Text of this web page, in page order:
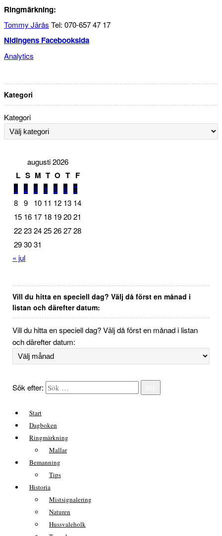
Ringmärkning:
Tommy Järås Tel: 070-657 47 17
Nidingens Facebooksida
Analytics
Kategori
Kategori
augusti 2026
L S M T O T F
1 2 3 4 5 6 7
8 9 10 11 12 13 14
15 16 17 18 19 20 21
22 23 24 25 26 27 28
29 30 31
« jul
Vill du hitta en speciell dag? Välj då först en månad i
listan och därefter datum:
Vill du hitta en speciell dag? Välj då först en månad i listan
och därefter datum:
Sök efter:
Start
Dagboken
Ringmärkning
Mallar
Bemanning
Tips
Historia
Mistsignalering
Naturen
Hussvaleholk